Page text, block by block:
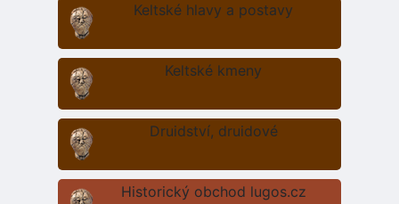
Keltské hlavy a postavy
Keltské kmeny
Druidství, druidové
Historický obchod lugos.cz